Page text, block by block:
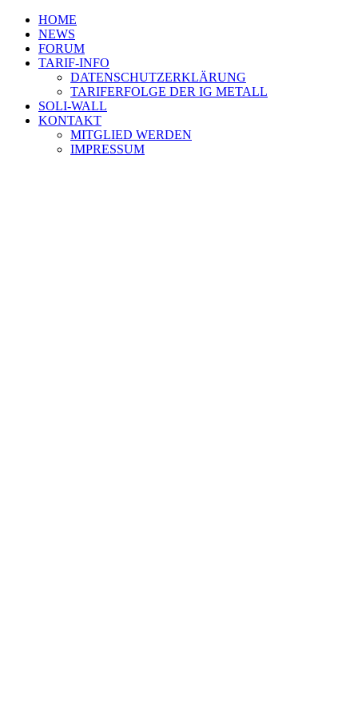
HOME
NEWS
FORUM
TARIF-INFO
DATENSCHUTZERKLÄRUNG
TARIFERFOLGE DER IG METALL
SOLI-WALL
KONTAKT
MITGLIED WERDEN
IMPRESSUM